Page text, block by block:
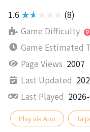
1.6 ★★★★★
(8)
Game Difficulty
Game Estimated
Page Views 2007
Last Updated
Last Played
Play via App